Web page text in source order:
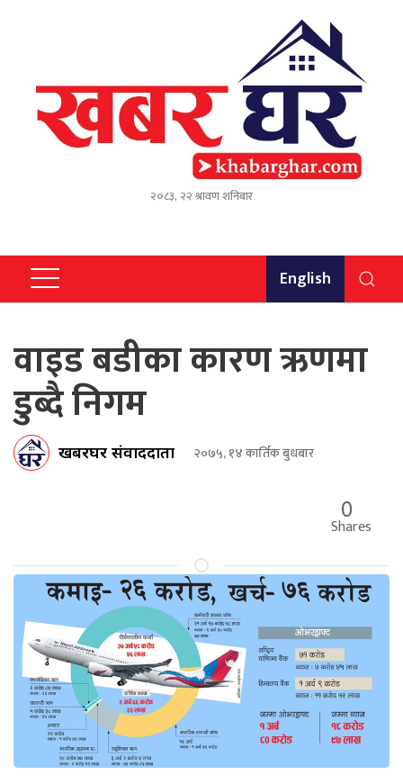
२०८३, २२ श्रावण शनिबार
English
वाइड बडीका कारण ऋणमा
डुब्दै निगम
खबरघर संवाददाता २०७५, १४ कार्तिक बुधबार
0
Shares